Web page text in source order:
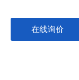
在线询价